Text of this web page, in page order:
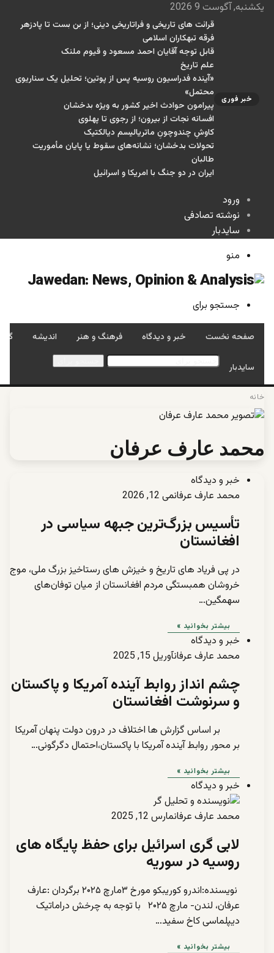
یکشنبه, آگوست 9 2026
خبر فوری
قرائت های تاریخی و فراتاریخی دینی؛ از بن بست تا پادزهر
فرقه تبهکاران اسلامی
قابل توجه آقایان احمد مسعود و قیوم ملنک
علم تاریخ
«آینده فدراسیون روسیه پس از پوتین؛ تحلیل یک سناریوی
محتمل»
پیرامون حوادث اخیر کشور به ویژه بدخشان
افسانه نجات از بیرون؛ از رجوی تا پهلوی
کاوشِ چندو‌چونِ ماتریالیسم دیالکتیک
تحولات بدخشان؛ نشانه‌های سقوط یا پایان مأموریت
طالبان
ایران در دو جنگ با امریکا و اسرائیل
ورود
نوشته تصادفی
سایدبار
منو
جستجو برای
صفحه نخست خبر و دیدگاه فرهنگ و هنر اندیشه
سایدبار
خانه
محمد عارف عرفان
خبر و دیدگاه
محمد عارف عرفانمی 12, 2026
تأسیس بزرگ‌ترین جبهه سیاسی در
افغانستان
در پی فریاد های تاریخ و خیزش های رستاخیز بزرگ ملی، موج
خروشان همبستگی مردم افغانستان از میان توفان‌های
سهمگین…
بیشتر بخوانید »
خبر و دیدگاه
محمد عارف عرفانآوریل 15, 2025
چشم انداز روابط آینده آمریکا و پاکستان
و سرنوشت افغانستان
بر اساس گزارش ها اختلاف در درون دولت پنهان آمریکا
بر محور روابط آینده آمریکا با پاکستان،احتمال دگرگونی…
بیشتر بخوانید »
خبر و دیدگاه
محمد عارف عرفانمارس 12, 2025
لابی گری اسرائیل برای حفظ پایگاه های
روسیه در سوریه
نویسنده:اندرو کوریبکو مورخ ۳مارچ ۲۰۲۵ برگردان :عارف
عرفان، لندن- مارچ ۲۰۲۵ با توجه به چرخش دراماتیک
دیپلماسی کاخ سفید…
بیشتر بخوانید »